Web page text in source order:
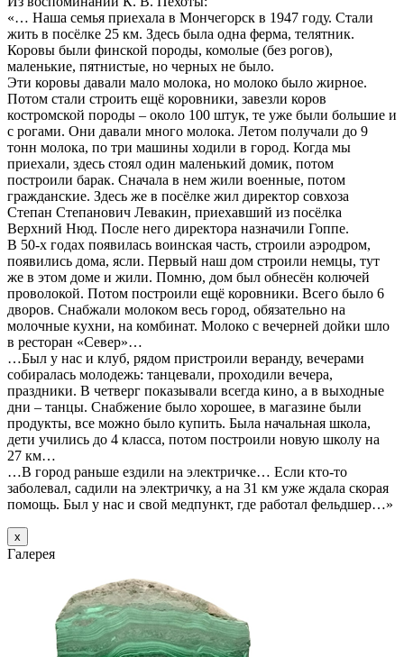
«… Наша семья приехала в Мончегорск в 1947 году. Стали
жить в посёлке 25 км. Здесь была одна ферма, телятник.
Коровы были финской породы, комолые (без рогов),
маленькие, пятнистые, но черных не было.
Эти коровы давали мало молока, но молоко было жирное.
Потом стали строить ещё коровники, завезли коров
костромской породы – около 100 штук, те уже были большие и
с рогами. Они давали много молока. Летом получали до 9
тонн молока, по три машины ходили в город. Когда мы
приехали, здесь стоял один маленький домик, потом
построили барак. Сначала в нем жили военные, потом
гражданские. Здесь же в посёлке жил директор совхоза
Степан Степанович Левакин, приехавший из посёлка
Верхний Нюд. После него директора назначили Гоппе.
В 50-х годах появилась воинская часть, строили аэродром,
появились дома, ясли. Первый наш дом строили немцы, тут
же в этом доме и жили. Помню, дом был обнесён колючей
проволокой. Потом построили ещё коровники. Всего было 6
дворов. Снабжали молоком весь город, обязательно на
молочные кухни, на комбинат. Молоко с вечерней дойки шло
в ресторан «Север»…
…Был у нас и клуб, рядом пристроили веранду, вечерами
собиралась молодежь: танцевали, проходили вечера,
праздники. В четверг показывали всегда кино, а в выходные
дни – танцы. Снабжение было хорошее, в магазине были
продукты, все можно было купить. Была начальная школа,
дети учились до 4 класса, потом построили новую школу на
27 км…
…В город раньше ездили на электричке… Если кто-то
заболевал, садили на электричку, а на 31 км уже ждала скорая
помощь. Был у нас и свой медпункт, где работал фельдшер…»
х
Галерея